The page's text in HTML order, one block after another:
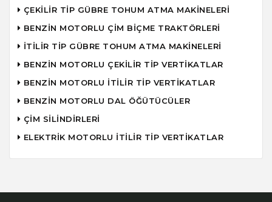
ÇEKİLİR TİP GÜBRE TOHUM ATMA MAKİNELERİ
BENZİN MOTORLU ÇİM BİÇME TRAKTÖRLERİ
İTİLİR TİP GÜBRE TOHUM ATMA MAKİNELERİ
BENZİN MOTORLU ÇEKİLİR TİP VERTİKATLAR
BENZİN MOTORLU İTİLİR TİP VERTİKATLAR
BENZİN MOTORLU DAL ÖĞÜTÜCÜLER
ÇİM SİLİNDİRLERİ
ELEKTRİK MOTORLU İTİLİR TİP VERTİKATLAR